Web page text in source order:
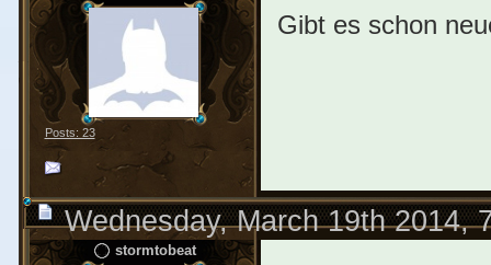
Posts: 23
Gibt es schon
Wednesday, March 19th 2014,
stormtobeat